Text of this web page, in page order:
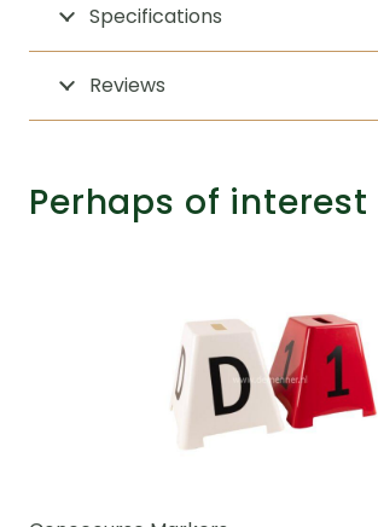
Specifications
Reviews
Perhaps of interest